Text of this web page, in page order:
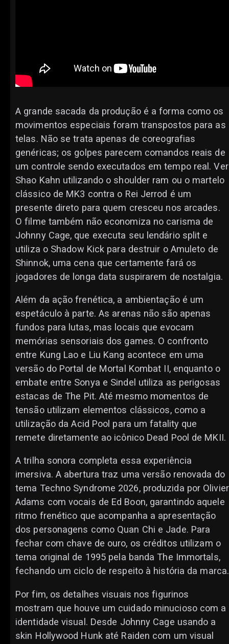
A grande sacada da produção é a forma como os
movimentos especiais foram transpostos para as
telas. Não se trata apenas de coreografias
genéricas; os golpes parecem comandos reais de
um controle sendo executados em tempo real. Ver
Shao Kahn utilizando o shoulder ram ou o martelo
clássico de MK3 contra o Rei Jerrod é um
presente direto para quem cresceu nos arcades.
O filme também não economiza no carisma de
Johnny Cage, que executa seu lendário split e
utiliza o Shadow Kick para destruir o Amuleto de
Shinnok, uma cena que certamente fará os
jogadores de longa data suspirarem de nostalgia.
Além da ação frenética, a ambientação é um
espetáculo à parte. As arenas não são apenas
fundos para lutas, mas locais que evocam
memórias sensoriais dos games. O confronto
entre Kung Lao e Liu Kang acontece em uma
versão do Portal de Mortal Kombat II, enquanto o
embate entre Sonya e Sindel utiliza as perigosas
estacas de The Pit. Até mesmo momentos de
tensão utilizam elementos clássicos, como a
utilização da Acid Pool para um fatality que
remete diretamente ao icônico Dead Pool de MKII.
A trilha sonora completa essa experiência
imersiva. A abertura traz uma versão renovada do
tema Techno Syndrome 2026, produzida por Olivier
Adams com vocais de Ed Boon, garantindo aquele
ritmo frenético que acompanha a apresentação
dos personagens como Quan Chi e Jade. Para
fechar com chave de ouro, os créditos utilizam o
tema original de 1995 pela banda The Immortals,
fechando um ciclo de respeito à história da marca.
Por fim, os detalhes visuais nos figurinos
mostram que houve um cuidado minucioso com a
identidade visual. Desde Johnny Cage usando a
skin Hollywood Hunk até Raiden com um visual